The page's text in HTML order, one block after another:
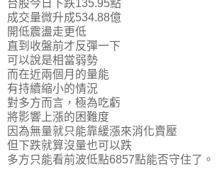
台股今日下跌135.95點
成交量微升成534.88億
開低震盪走更低
直到收盤前才反彈一下
可以說是相當弱勢
而在近兩個月的量能
有持續縮小的情況
對多方而言，極為吃虧
將影響上漲的困難度
因為無量就只能靠緩漲來消化賣壓
但下跌就算沒量也可以跌
多方只能看前波低點6857點能否守住了。